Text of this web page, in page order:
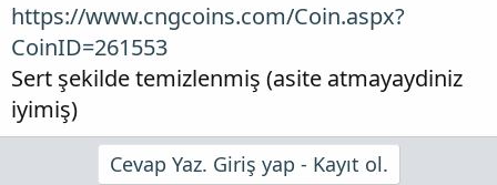
https://www.cngcoins.com/Coin.aspx?
CoinID=261553
Sert şekilde temizlenmiş (asite atmayaydiniz
iyimiş)
Cevap Yaz. Giriş yap - Kayıt ol.